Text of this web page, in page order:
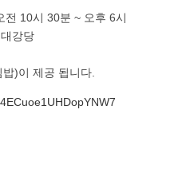
10시 30분 ~ 오후 6시
강당
)이 제공 됩니다.